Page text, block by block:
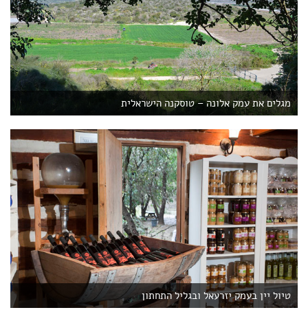
מגלים את עמק אלונה – טוסקנה הישראלית
טיול יין בעמק יזרעאל ובגליל התחתון